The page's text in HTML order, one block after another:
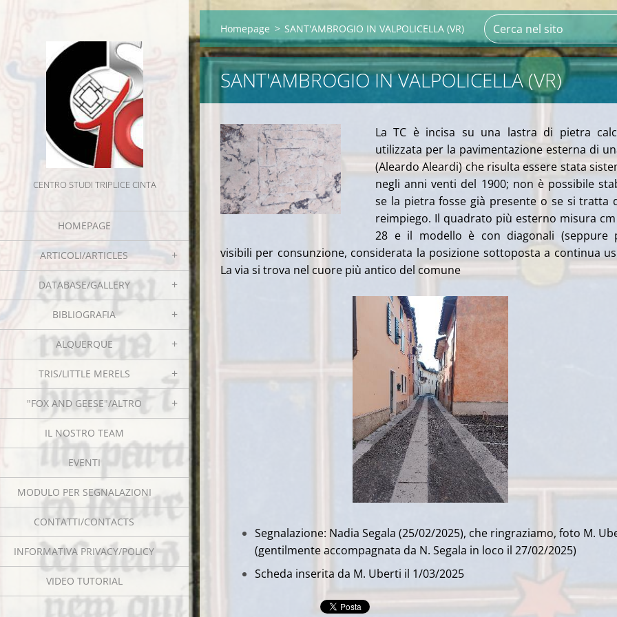
CENTRO STUDI TRIPLICE CINTA
HOMEPAGE
ARTICOLI/ARTICLES
DATABASE/GALLERY
BIBLIOGRAFIA
ALQUERQUE
TRIS/LITTLE MERELS
"FOX AND GEESE"/ALTRO
IL NOSTRO TEAM
EVENTI
MODULO PER SEGNALAZIONI
CONTATTI/CONTACTS
INFORMATIVA PRIVACY/POLICY
VIDEO TUTORIAL
Homepage > SANT'AMBROGIO IN VALPOLICELLA (VR)
SANT'AMBROGIO IN VALPOLICELLA (VR)
La TC è incisa su una lastra di pietra
utilizzata per la pavimentazione esterna di
(Aleardo Aleardi) che risulta essere stata
negli anni venti del 1900; non è possibile
se la pietra fosse già presente o se si tratta
reimpiego. Il quadrato più esterno misura
28 e il modello è con diagonali (seppure
visibili per consunzione, considerata la posizione sottoposta a continua
La via si trova nel cuore più antico del comune
Segnalazione: Nadia Segala (25/02/2025), che ringraziamo, foto M.
(gentilmente accompagnata da N. Segala in loco il 27/02/2025)
Scheda inserita da M. Uberti il 1/03/2025